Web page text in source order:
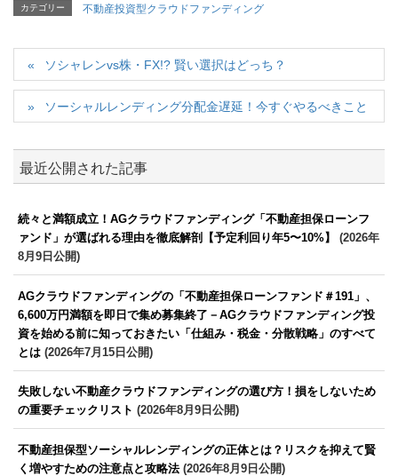
カテゴリー 不動産投資型クラウドファンディング
ソシャレンvs株・FX!? 賢い選択はどっち？
ソーシャルレンディング分配金遅延！今すぐやるべきこと
最近公開された記事
続々と満額成立！AGクラウドファンディング「不動産担保ローンフ
ァンド」が選ばれる理由を徹底解剖【予定利回り年5〜10%】
(2026年
8月9日公開)
AGクラウドファンディングの「不動産担保ローンファンド＃191」、
6,600万円満額を即日で集め募集終了－AGクラウドファンディング投
資を始める前に知っておきたい「仕組み・税金・分散戦略」のすべて
とは (2026年7月15日公開)
失敗しない不動産クラウドファンディングの選び方！損をしないため
の重要チェックリスト (2026年8月9日公開)
不動産担保型ソーシャルレンディングの正体とは？リスクを抑えて賢
く増やすための注意点と攻略法(2026年8月9日公開)